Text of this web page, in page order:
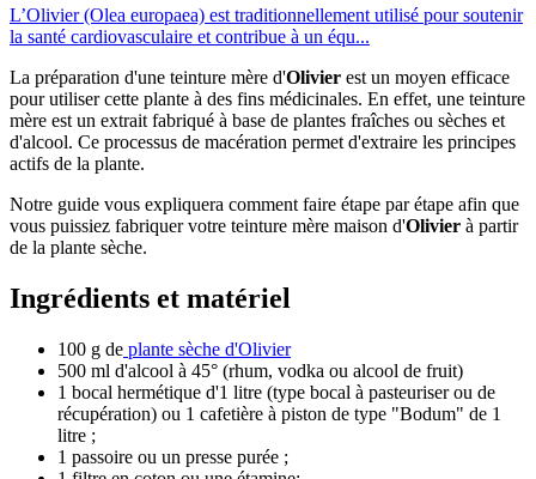
L’Olivier (Olea europaea) est traditionnellement utilisé pour soutenir
la santé cardiovasculaire et contribue à un équ...
La préparation d'une teinture mère d'Olivier est un moyen efficace
pour utiliser cette plante à des fins médicinales. En effet, une teinture
mère est un extrait fabriqué à base de plantes fraîches ou sèches et
d'alcool. Ce processus de macération permet d'extraire les principes
actifs de la plante.
Notre guide vous expliquera comment faire étape par étape afin que
vous puissiez fabriquer votre teinture mère maison d'Olivier à partir
de la plante sèche.
Ingrédients et matériel
100 g de plante sèche d'Olivier
500 ml d'alcool à 45° (rhum, vodka ou alcool de fruit)
1 bocal hermétique d'1 litre (type bocal à pasteuriser ou de
récupération) ou 1 cafetière à piston de type "Bodum" de 1
litre ;
1 passoire ou un presse purée ;